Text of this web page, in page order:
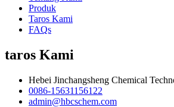
Produk
Taros Kami
FAQs
taros Kami
Hebei Jinchangsheng Chemical
0086-15631156122
admin@hbcschem.com